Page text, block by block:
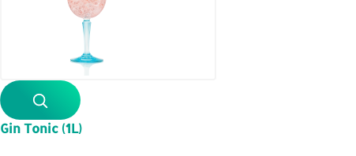
Gin Tonic (1L)